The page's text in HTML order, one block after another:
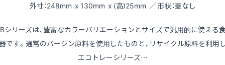
外寸：248mm x 130mm x (高)25mm ／ 形状：蓋なし
シリーズは、豊富なカラーバリエーションとサイズで汎用的に使える
です。通常のバージン原料を使用したものと、リサイクル原料を利用
エコトレーシリーズ…